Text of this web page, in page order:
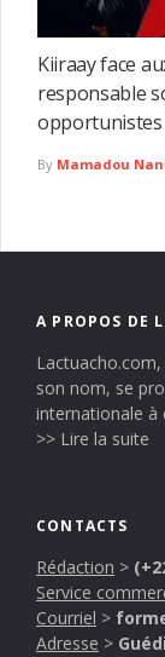
Kiiraay face
responsable
opportunistes
By Mamadou
A PROPOS DE
son nom, se
internationale à
>> Lire la suite
CONTACTS
Rédaction >
Service
Courriel >
Adresse >